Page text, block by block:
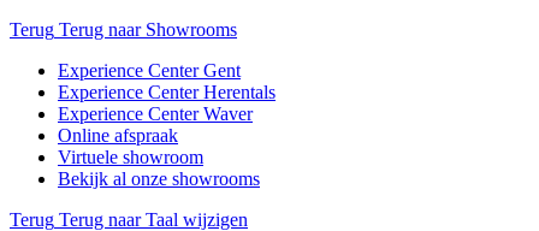
Terug Terug naar Showrooms
Experience Center Gent
Experience Center Herentals
Experience Center Waver
Online afspraak
Virtuele showroom
Bekijk al onze showrooms
Terug Terug naar Taal wijzigen